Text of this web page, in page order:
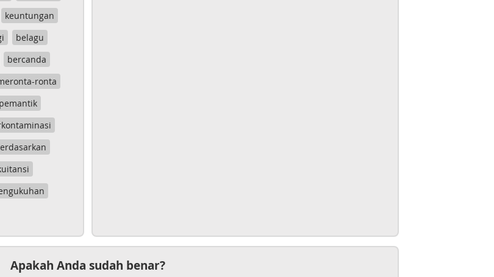
keuntungan
belagu
bercanda
ronta
pemantik
Apakah Anda sudah benar?